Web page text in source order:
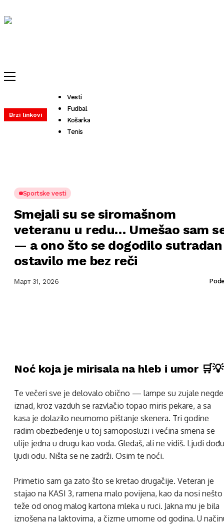
Brzi linkovi
Vesti
Fudbal
Košarka
Tenis
Sportske vesti
Smejali su se siromašnom
veteranu u redu… Umešao sam
— a ono što se dogodilo sutradan
ostavilo me bez reči
Март 31, 2026
Noć koja je mirisala na hleb i umor 🛒💡
Te večeri sve je delovalo obično — lampe su zujale negde
iznad, kroz vazduh se razvlačio topao miris pekare, a sa
kasa je dolazilo neumorno pištanje skenera. Tri godine
radim obezbeđenje u toj samoposluzi i većina smena se
ulije jedna u drugu kao voda. Gledaš, ali ne vidiš. Ljudi
ljudi odu. Ništa se ne zadrži. Osim te noći.
Primetio sam ga zato što se kretao drugačije. Veteran je
stajao na KASI 3, ramena malo povijena, kao da nosi nešto
teže od onog malog kartona mleka u ruci. Jakna mu je bila
iznošena na laktovima, a čizme umorne od godina. U